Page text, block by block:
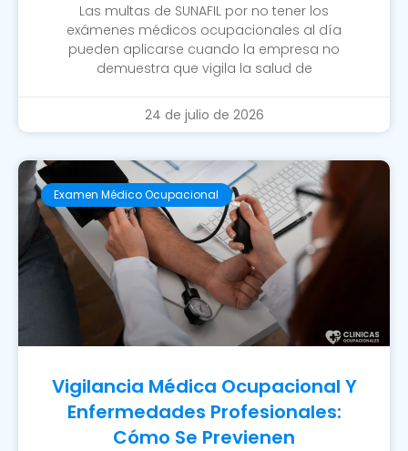
Las multas de SUNAFIL por no tener los
exámenes médicos ocupacionales al día
pueden aplicarse cuando la empresa no
demuestra que vigila la salud de
24 de julio de 2026
Examen Médico Ocupacional
Vigilancia Médica Ocupacional Y
Enfermedades Profesionales:
Cómo Se Previenen